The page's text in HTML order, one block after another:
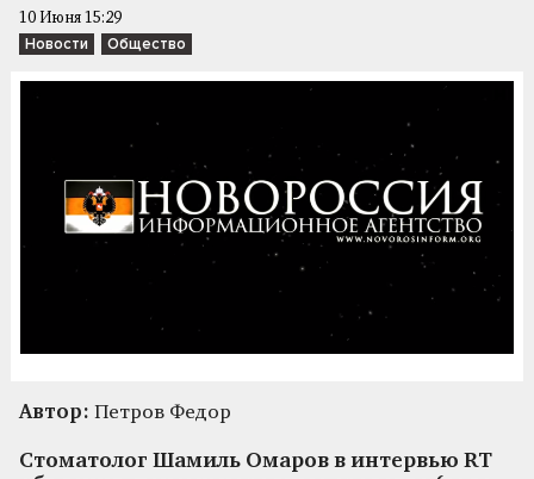
10 Июня 15:29
Новости Общество
Автор: Петров Федор
Стоматолог Шамиль Омаров в интервью RT